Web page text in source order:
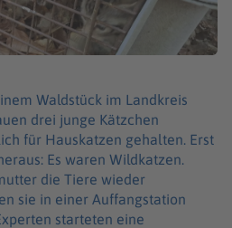
Waldstück im Landkreis
drei junge Kätzchen
für Hauskatzen gehalten. Erst
Es waren Wildkatzen.
die Tiere wieder
sie in einer Auffangstation
starteten eine